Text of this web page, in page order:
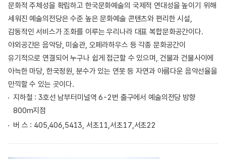
문화적 주체성을 확립하고 한국문화예술의 국제적 연대성을 높이기 위해
세워진 예술의전당은 수준 높은 문화예술 콘텐츠와 편리한 시설,
감동적인 서비스가 조화를 이루는 우리나라 대표 복합문화공간이다.
야외공간은 음악당, 미술관, 오페라하우스 등 각종 문화공간이
유기적으로 연결되어 누구나 쉽게 접근할 수 있으며, 건물과 건물사이에
아늑한 마당, 한국정원, 분수가 있는 연못 등 자연과 아름다운 음악선율을
만끽할 수 있는 곳이다.
지하철 : 3호선 남부터미널역 6-2번 출구에서 예술의전당 방향
800m지점
버 스 : 405,406,5413, 서초11,서초17,서초22